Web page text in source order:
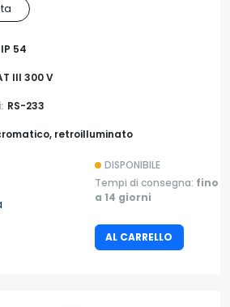
IP 54
III 300 V
RS-233
retroilluminato
DISPONIBILE
Tempi di consegna: fino
a 14 giorni
AL CARRELLO